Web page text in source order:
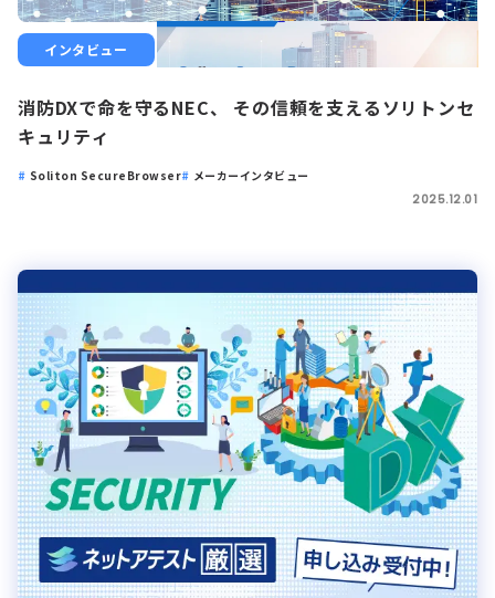
インタビュー
消防DXで命を守るNEC、 その信頼を支えるソリトンセ
キュリティ
Soliton SecureBrowser
メーカーインタビュー
2025.12.01